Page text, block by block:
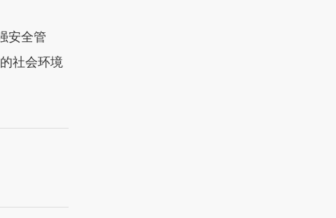
安全管
社会环境